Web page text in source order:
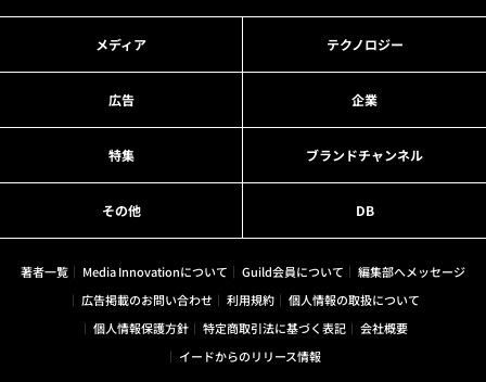
メディア テクノロジー
広告 企業
特集 ブランドチャンネル
その他 DB
著者一覧 Media Innovationについて Guild会員について
編集部へメッセージ
広告掲載のお問い合わせ
利用規約
個人情報の取扱について
個人情報保護方針
特定商取引法に基づく表記
会社概要
イードからのリリース情報